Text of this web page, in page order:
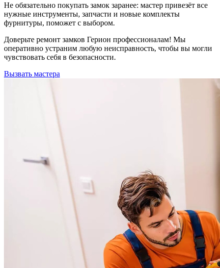
Не обязательно покупать замок заранее: мастер привезёт все
нужные инструменты, запчасти и новые комплекты
фурнитуры, поможет с выбором.
Доверьте ремонт замков Герион профессионалам! Мы
оперативно устраним любую неисправность, чтобы вы могли
чувствовать себя в безопасности.
Вызвать мастера